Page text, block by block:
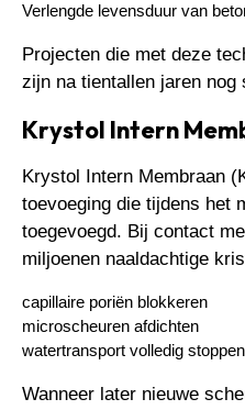
Verlengde levensduur van
Projecten die met deze
zijn na tientallen jaren nog
Krystol Intern
Krystol Intern Membraan
toevoeging die tijdens het
toegevoegd. Bij contact
miljoenen naaldachtige
capillaire poriën blokkeren
microscheuren afdichten
watertransport volledig stoppen
Wanneer later nieuwe